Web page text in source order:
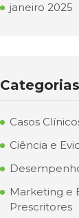
janeiro 2025
Categorias
Casos
Ciência e
Marketing e
Prescritores